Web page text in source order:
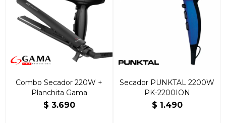
Combo Secador 220W +
Planchita Gama
$ 3.690
Secador PUNKTAL 2200W
PK-2200ION
$ 1.490